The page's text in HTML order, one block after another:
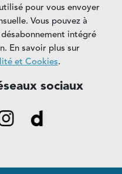
pour vous envoyer
Vous pouvez à
intégré
En savoir plus sur
et Cookies.
sociaux